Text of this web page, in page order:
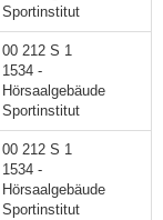
Sportinstitut
00 212 S 1
1534 -
Hörsaalgebäude
Sportinstitut
00 212 S 1
1534 -
Hörsaalgebäude
Sportinstitut